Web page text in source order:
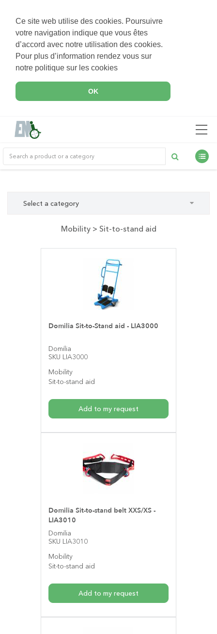
Ce site web utilise des cookies. Poursuivre
votre navigation indique que vous êtes
d’accord avec notre utilisation des cookies.
Pour plus d’information rendez vous sur
notre politique sur les cookies
OK
Mobility > Sit-to-stand aid
Select a category
Domilia Sit-to-Stand aid - LIA3000
Domilia
SKU LIA3000
Mobility
Sit-to-stand aid
Add to my request
Domilia Sit-to-stand belt XXS/XS -
LIA3010
Domilia
SKU LIA3010
Mobility
Sit-to-stand aid
Add to my request